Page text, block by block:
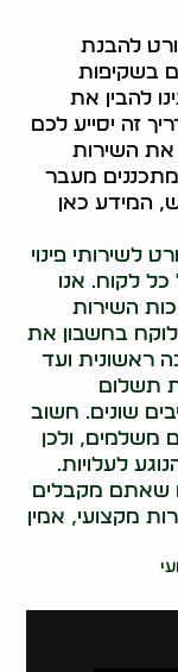
להבנת
בשקיפות
להבין את
זה יסייע לכם
את השירות
מעבר
המידע כאן
לשירותי פינוי
כל לקוח. אנו
השירות
לוקח בחשבון את
ראשונית ועד
תשלום
שונים. חשוב
משלמים, ולכן
לעלויות.
שאתם מקבלים
מקצועי, אמין